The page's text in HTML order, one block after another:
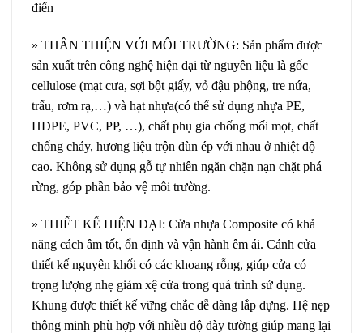
điển
» THÂN THIỆN VỚI MÔI TRƯỜNG: Sản phẩm được
sản xuất trên công nghệ hiện đại từ nguyên liệu là gốc
cellulose (mạt cưa, sợi bột giấy, vỏ đậu phộng, tre nứa,
trấu, rơm rạ,…) và hạt nhựa(có thể sử dụng nhựa PE,
HDPE, PVC, PP, …), chất phụ gia chống mối mọt, chất
chống cháy, hương liệu trộn đùn ép với nhau ở nhiệt độ
cao. Không sử dụng gỗ tự nhiên ngăn chặn nạn chặt phá
rừng, góp phần bảo vệ môi trường.
» THIẾT KẾ HIỆN ĐẠI: Cửa nhựa Composite có khả
năng cách âm tốt, ổn định và vận hành êm ái. Cánh cửa
thiết kế nguyên khối có các khoang rỗng, giúp cửa có
trọng lượng nhẹ giảm xệ cửa trong quá trình sử dụng.
Khung được thiết kế vững chắc dễ dàng lắp dựng. Hệ nẹp
thông minh phù hợp với nhiều độ dày tường giúp mang lại